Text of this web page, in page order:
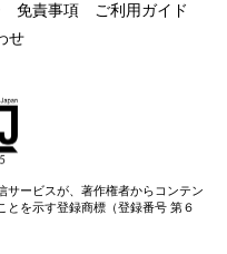
免責事項
ご利用ガイド
せ
サービスが、著作権者からコンテン
とを示す登録商標（登録番号 第６